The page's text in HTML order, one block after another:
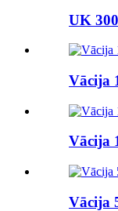
UK
Vācija
Vācija
Vācija